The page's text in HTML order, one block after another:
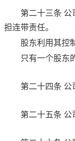
第二十三条 公
担连带责任。
股东利用其控
只有一个股东
第二十四条 公
第二十五条 公